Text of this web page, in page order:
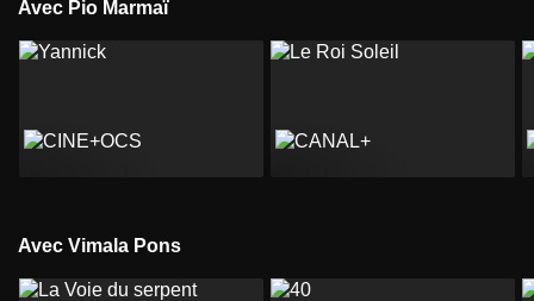
Avec Pio Marmaï
Avec Vimala Pons